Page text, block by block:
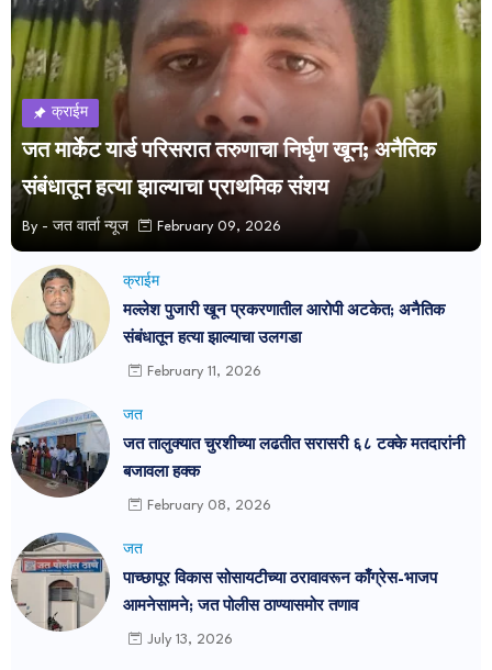
क्राईम
जत मार्केट यार्ड परिसरात तरुणाचा निर्घृण खून; अनैतिक
संबंधातून हत्या झाल्याचा प्राथमिक संशय
By - जत वार्ता न्यूज February 09, 2026
क्राईम
मल्लेश पुजारी खून प्रकरणातील आरोपी अटकेत; अनैतिक
संबंधातून हत्या झाल्याचा उलगडा
February 11, 2026
जत
जत तालुक्यात चुरशीच्या लढतीत सरासरी ६८ टक्के मतदारांनी
बजावला हक्क
February 08, 2026
जत
पाच्छापूर विकास सोसायटीच्या ठरावावरून काँग्रेस-भाजप
आमनेसामने; जत पोलीस ठाण्यासमोर तणाव
July 13, 2026